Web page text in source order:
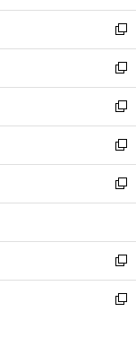
開
く
ウ
で
開
く
ン
ド
ウ
で
開
く
ウ
ィ
ン
ド
ウ
で
開
く
新
し
い
ウ
ィ
ン
ド
ウ
で
開
新
し
い
ウ
ィ
ン
ド
ウ
開
く
新
し
い
ウ
ィ
ン
ウ
で
開
く
新
し
い
ウ
ン
ド
ウ
で
新
し
ウ
ィ
ン
ド
新
し
い
新